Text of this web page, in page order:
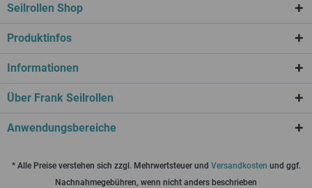
Seilrollen Shop
Produktinfos
Informationen
Über Frank Seilrollen
Anwendungsbereiche
* Alle Preise verstehen sich zzgl. Mehrwertsteuer und Versandkosten und ggf.
Nachnahmegebühren, wenn nicht anders beschrieben